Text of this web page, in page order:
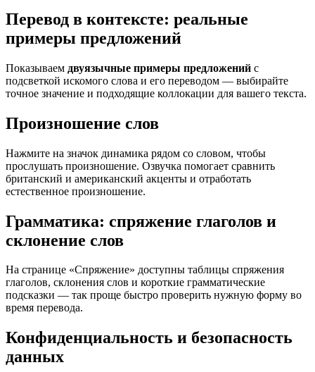
Перевод в контексте: реальные
примеры предложений
Показываем двуязычные примеры предложений с
подсветкой искомого слова и его переводом — выбирайте
точное значение и подходящие коллокации для вашего текста.
Произношение слов
Нажмите на значок динамика рядом со словом, чтобы
прослушать произношение. Озвучка помогает сравнить
британский и американский акценты и отработать
естественное произношение.
Грамматика: спряжение глаголов и
склонение слов
На странице «Спряжение» доступны таблицы спряжения
глаголов, склонения слов и короткие грамматические
подсказки — так проще быстро проверить нужную форму во
время перевода.
Конфиденциальность и безопасность
данных